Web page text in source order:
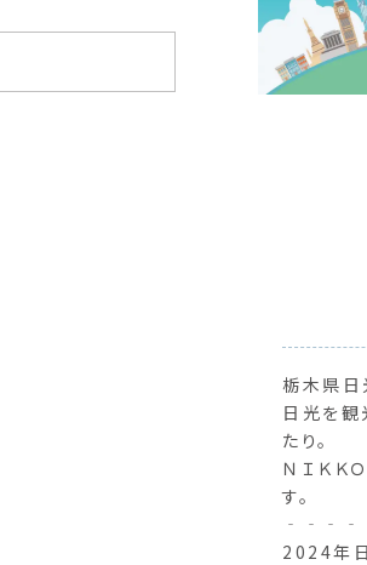
栃木県日
日光を観
たり。
ＮＩＫＫ
す。
2024年